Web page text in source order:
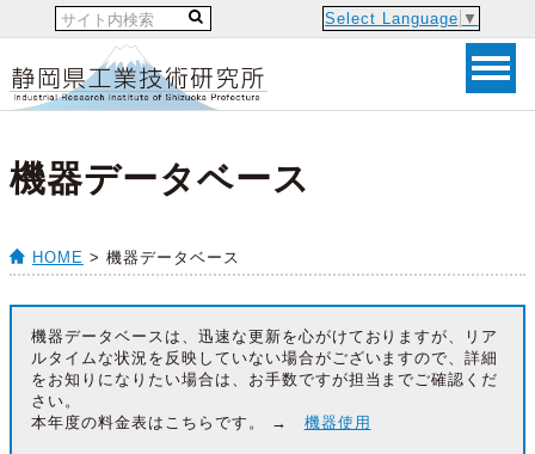
Select Language ▼
機器データベース
HOME > 機器データベース
機器データベースは、迅速な更新を心がけておりますが、リア
ルタイムな状況を反映していない場合がございますので、詳細
をお知りになりたい場合は、お手数ですが担当までご確認くだ
さい。
本年度の料金表はこちらです。 → 機器使用